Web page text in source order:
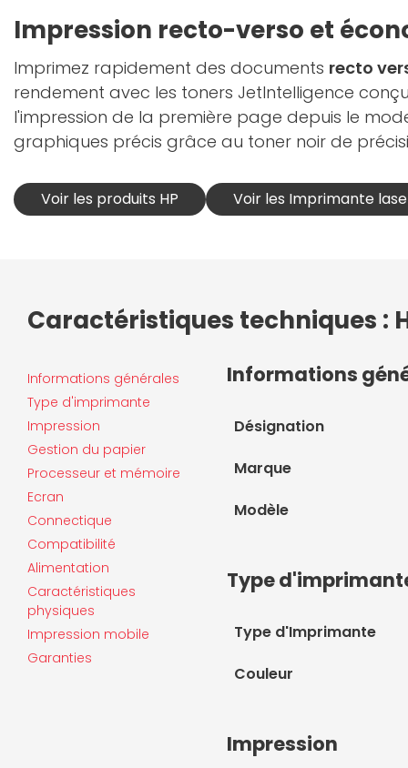
Impression recto-verso et
Imprimez rapidement des documents recto
rendement avec les toners JetIntelligence
l'impression de la première page depuis le
graphiques précis grâce au toner noir de
Voir les produits HP Voir les Imprimante
Caractéristiques techniques :
Informations générales
Type d'imprimante
Impression
Gestion du papier
Processeur et mémoire
Ecran
Connectique
Compatibilité
Alimentation
Caractéristiques
physiques
Impression mobile
Garanties
Informations
Désignation
Marque
Modèle
Type
Type d'Imprimante
Couleur
Impression